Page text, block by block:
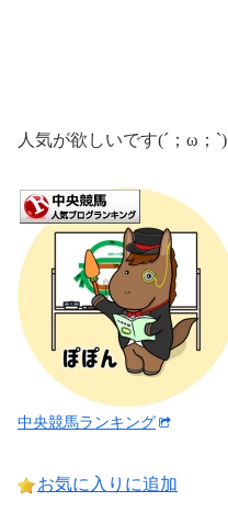
人気が欲しいです(´；ω；`)
中央競馬ランキング
お気に入りに追加